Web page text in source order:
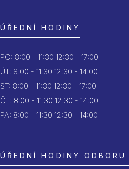
ÚŘEDNÍ HODINY
PO: 8:00 - 11:30 12:30 - 17:00
ÚT: 8:00 - 11:30 12:30 - 14:00
ST: 8:00 - 11:30 12:30 - 17:00
ČT: 8:00 - 11:30 12:30 - 14:00
PÁ: 8:00 - 11:30 12:30 - 14:00
ÚŘEDNÍ HODINY